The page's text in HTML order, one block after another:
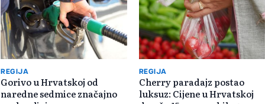
REGIJA
Gorivo u Hrvatskoj od
naredne sedmice značajno
REGIJA
Cherry paradajz postao
luksuz: Cijene u Hrvatskoj